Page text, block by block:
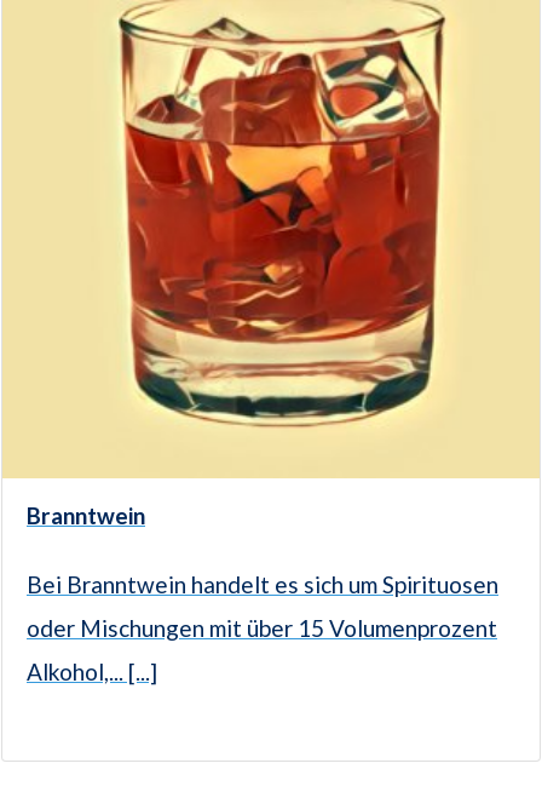
Branntwein
Bei Branntwein handelt es sich um Spirituosen
oder Mischungen mit über 15 Volumenprozent
Alkohol,... [...]